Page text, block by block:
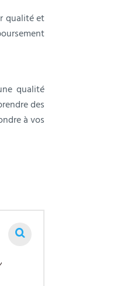
qualité et
qualité
des
à vos